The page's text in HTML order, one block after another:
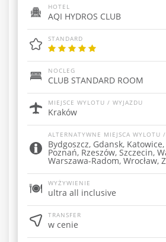
HOTEL
AQI HYDROS CLUB
STANDARD
NOCLEG
CLUB STANDARD ROOM
MIEJSCE WYLOTU / WYJAZDU
Kraków
ALTERNATYWNE MIEJSCA WYLOTU
Bydgoszcz, Gdansk,
Poznań, Rzeszów, Szczecin,
Warszawa-Radom, Wrocław,
WYŻYWIENIE
ultra all inclusive
TRANSFER
w cenie